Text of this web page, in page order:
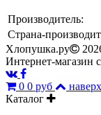
Производитель:
Страна-
Хлопушка.ру
Интернет-магазин
0 0 руб
наверх
Каталог